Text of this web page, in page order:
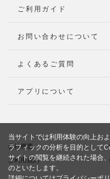
ご利用ガイド
お問い合わせについて
よくあるご質問
アプリについて
会社概要
ご利用規約
当サイトでは利用体験の向上お
ラフィックの分析を目的として
サイトの閲覧を継続された場合
のといたします。